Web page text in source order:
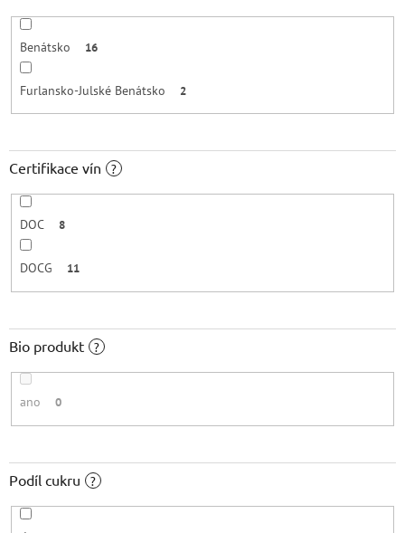
Benátsko 16
Furlansko-Julské Benátsko 2
Certifikace vín ?
DOC 8
DOCG 11
Bio produkt ?
ano 0
Podíl cukru ?